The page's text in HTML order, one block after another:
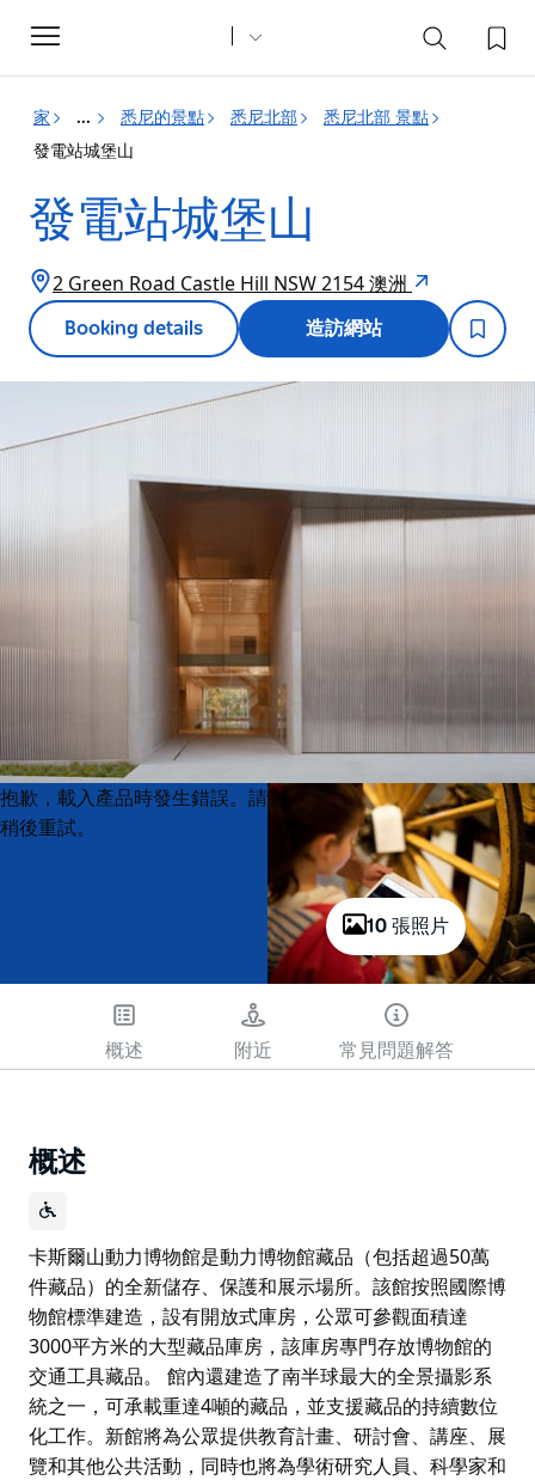
Toggle
navigation
家 ... 悉尼的景點 悉尼北部
悉尼北部 景點
發電站城堡山
發電站城堡山
2 Green Road Castle Hill NSW 2154 澳洲
Booking details 造訪網站
10 張照片
Product
List
Product
List
抱歉，載入產品時發生錯誤。請
稍後重試。
概述 附近 常見問題解答
概述
卡斯爾山動力博物館是動力博物館藏品（包括超過50萬
件藏品）的全新儲存、保護和展示場所。該館按照國際博
物館標準建造，設有開放式庫房，公眾可參觀面積達
3000平方米的大型藏品庫房，該庫房專門存放博物館的
交通工具藏品。 館內還建造了南半球最大的全景攝影系
統之一，可承載重達4噸的藏品，並支援藏品的持續數位
化工作。新館將為公眾提供教育計畫、研討會、講座、展
覽和其他公共活動，同時也將為學術研究人員、科學家和